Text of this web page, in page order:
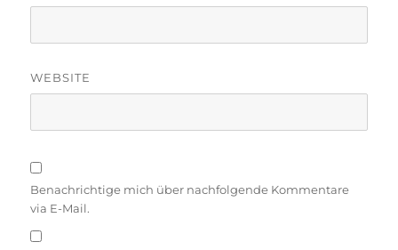
WEBSITE
Benachrichtige mich über nachfolgende Kommentare
via E-Mail.